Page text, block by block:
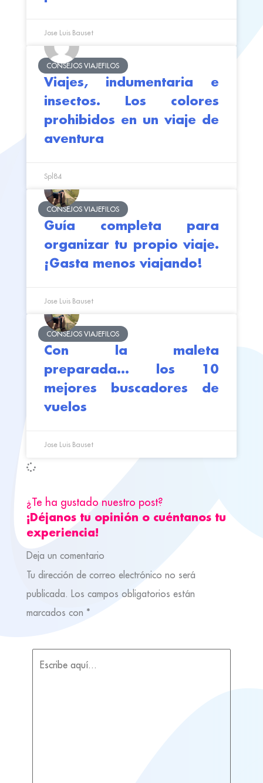
Jose Luis Bauset
CONSEJOS VIAJEFILOS
Viajes, indumentaria e
insectos. Los colores
prohibidos en un viaje de
aventura
Spl84
CONSEJOS VIAJEFILOS
Guía completa para
organizar tu propio viaje.
¡Gasta menos viajando!
Jose Luis Bauset
CONSEJOS VIAJEFILOS
Con la maleta
preparada… los 10
mejores buscadores de
vuelos
Jose Luis Bauset
¿Te ha gustado nuestro post?
¡Déjanos tu opinión o cuéntanos tu
experiencia!
Deja un comentario
Tu dirección de correo electrónico no será
publicada. Los campos obligatorios están
marcados con *